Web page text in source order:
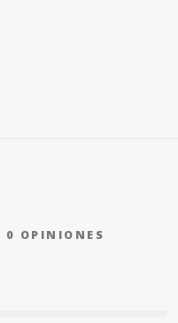
0 OPINIONES